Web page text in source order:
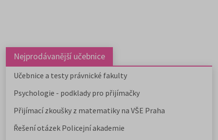
Nejprodávanější učebnice
Učebnice a testy právnické fakulty
Psychologie - podklady pro přijímačky
Přijímací zkoušky z matematiky na VŠE Praha
Řešení otázek Policejní akademie